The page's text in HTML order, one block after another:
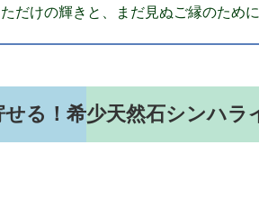
だけの輝きと、まだ見ぬご縁のために
る！希少天然石シンハラ